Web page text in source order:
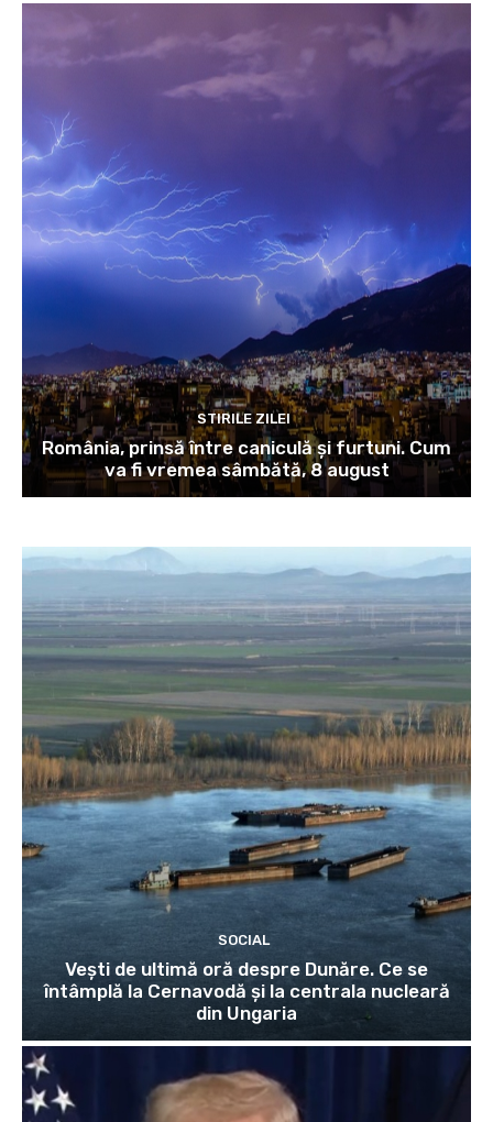
STIRILE ZILEI
România, prinsă între caniculă și furtuni. Cum
va fi vremea sâmbătă, 8 august
SOCIAL
Vești de ultimă oră despre Dunăre. Ce se
întâmplă la Cernavodă și la centrala nucleară
din Ungaria